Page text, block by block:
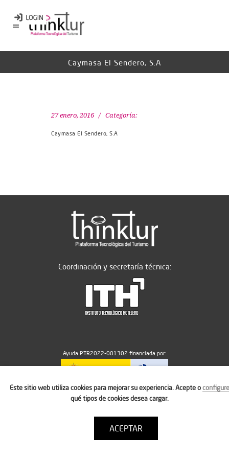
Caymasa El Sendero, S.A
27 enero, 2016 Categoría:
Caymasa El Sendero, S.A
Coordinación y secretaría técnica:
Ayuda PTR2022-001302 financiada por:
MICIU/AEI/10.13039/501100011033
Política de cookies
Condiciones de uso
Este sitio web utiliza cookies para mejorar su experiencia. Acepte oconfigure
qué tipos de cookies desea cargar.
ACEPTAR